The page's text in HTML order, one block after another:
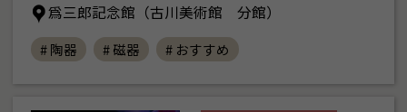
爲三郎記念館（古川美術館 分館）
# 陶器 # 磁器 # おすすめ